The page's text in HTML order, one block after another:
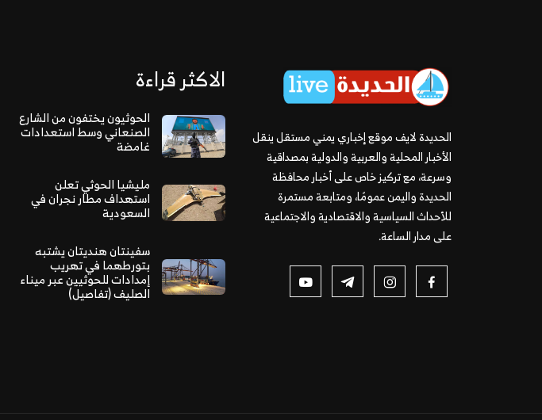
الحديدة لايف موقع إخباري يمني مستقل ينقل
الأخبار المحلية والعربية والدولية بمصداقية
وسرعة، مع تركيز خاص على أخبار محافظة
الحديدة واليمن عمومًا، ومتابعة مستمرة
للأحداث السياسية والاقتصادية والاجتماعية
على مدار الساعة.
الاكثر قراءة
الحوثيون يختفون من الشارع
الصنعاني وسط استعدادات
غامضة
مليشيا الحوثي تعلن
استهداف مطار نجران في
السعودية
سفينتان هنديتان يشتبه
بتورطهما في تهريب
إمدادات للحوثيين عبر ميناء
الصليف (تفاصيل)